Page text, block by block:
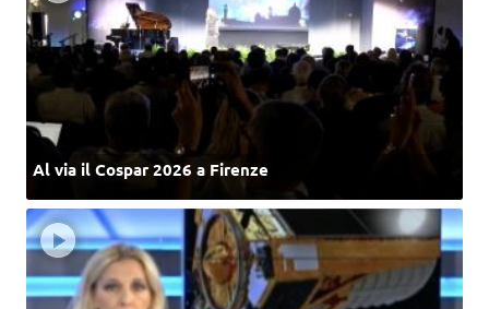
Al via il Cospar 2026 a Firenze